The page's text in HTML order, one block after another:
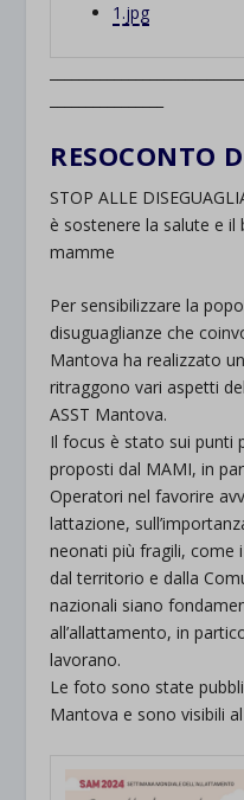
1.jpg
RESOCONTO
STOP ALLE
è sostenere la salute e il
mamme
Per sensibilizzare la
disuguaglianze che
Mantova ha realizzato
ritraggono vari aspetti
ASST Mantova.
Il focus è stato sui punti
proposti dal MAMI, in
Operatori nel favorire
lattazione,
neonati più fragili, come
dal territorio e dalla
nazionali siano
all’allattamento, in
lavorano.
Le foto sono state
Mantova e sono visibili